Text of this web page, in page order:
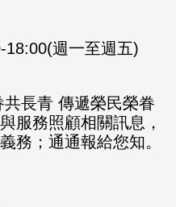
18:00(週一至週五)
長青 傳遞榮民榮眷
服務照顧相關訊息，
務；通通報給您知。